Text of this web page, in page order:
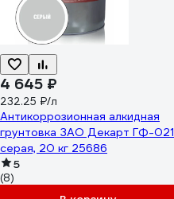
4 645 ₽
232.25 ₽/л
Антикоррозионная алкидная
грунтовка ЗАО Декарт ГФ-021
серая, 20 кг 25686
5
(8)